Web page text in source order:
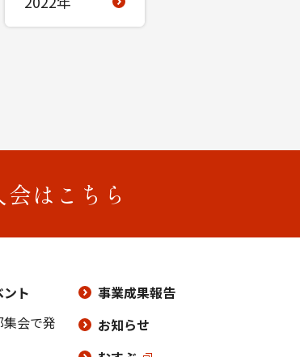
会はこちら
ト
会で発
事業成果報告
お知らせ